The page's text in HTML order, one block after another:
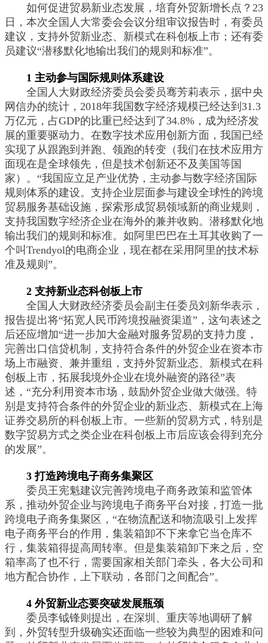
如何促进贸易新业态发展，培育外贸新增长点？23
日，本次全国人大常委会会议分组审议报告时，有委员
建议，支持外贸新业态、新模式在科创板上市；还有委
员建议“潜移默化地输出我们的规则和标准”。
1 主动参与国际规则体系建设
全国人大财政经济委员会委员骞芳莉表示，据中央
网信办的统计，2018年我国数字经济规模已经达到31.3
万亿元，占GDP的比重已经达到了34.8%，成为经济发
展的重要驱动力。在数字技术应用创新方面，我国已经
实现了从跟跑到并跑、领跑的转变（我们在技术应用方
面现在是全球领先，但是技术创新还不及美国等国
家）。“我国应立足产业优势，主动参与数字经济国际
规则体系的建设。支持企业层面参与建设全球性的跨境
贸易服务基础设施，探索形成贸易领域新的商业规则，
支持我国数字经济企业在海外的兼并收购。潜移默化地
输出我们的规则和标准。如阿里巴巴在土耳其收购了一
个叫Trendyol的电商企业，现在都在采用阿里的技术标
准及规则”。
2 支持新业态科创板上市
全国人大财政经济委员会副主任委员刘新华表示，
报告提出将“拓宽人民币跨境投融资渠道”，这句表述之
后还应增加“进一步加大金融对服务贸易的支持力度，
完善出口信贷机制，支持符合条件的外贸企业在资本市
场上市融资、兼并重组，支持外贸新业态、新模式在科
创板上市，拓展我境外企业在境外融资的路径”表
述，“充分利用资本市场，鼓励外贸企业做大做强。特
别是支持符合条件的外贸企业的新业态、新模式在上海
证券交易所的科创板上市。一些新的贸易方式，特别是
数字贸易方式之类企业在科创板上市后应该会得到充分
的发展”。
3 打造跨境电子商务集聚区
委员王宪魁建议完善跨境电子商务政策和监管体
系，推动外贸企业与跨境电子商务平台对接，打造一批
跨境电子商务集聚区，“在物流配送和物流吸引上发挥
电子商务平台的作用，集装箱卸不下来拿它当仓库不
行，集装箱得提高周转率。但是集装箱卸下来之后，空
箱率高了也不行，需要国家相关部门牵头，各大公司和
地方配合协作，上下联动，各部门之间配合”。
4 外贸新业态要突破发展瓶颈
委员李钺锋则提出，在深圳、重庆等地调研了解
到，外贸转型升级确实还面临一些较为典型的困难和问